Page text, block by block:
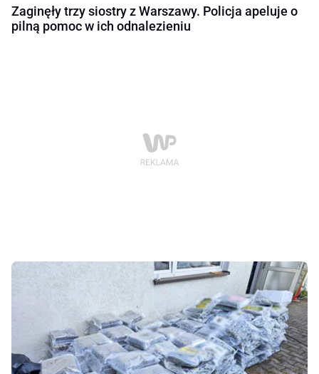
Zaginęły trzy siostry z Warszawy. Policja apeluje o
pilną pomoc w ich odnalezieniu